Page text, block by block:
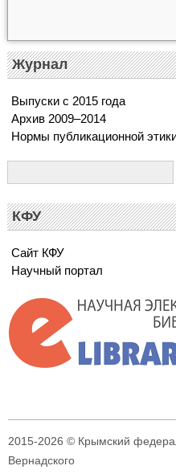
Журнал
Выпуски с 2015 года
Архив 2009–2014
Нормы публикационной
КФУ
Сайт КФУ
Научный портал
2015-2026 © Крымский
Вернадского